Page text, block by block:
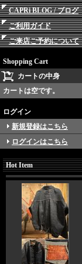
CAPRi BLOG / ブログ
ご利用ガイド
ご来店ご予約について
Shopping Cart
カートの中身
カートは空です。
ログイン
新規登録はこちら
ログインはこちら
Hot Item